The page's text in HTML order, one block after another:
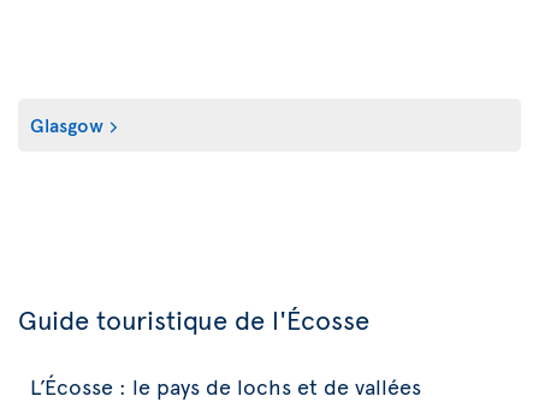
Glasgow
Guide touristique de l'Écosse
L’Écosse : le pays de lochs et de vallées